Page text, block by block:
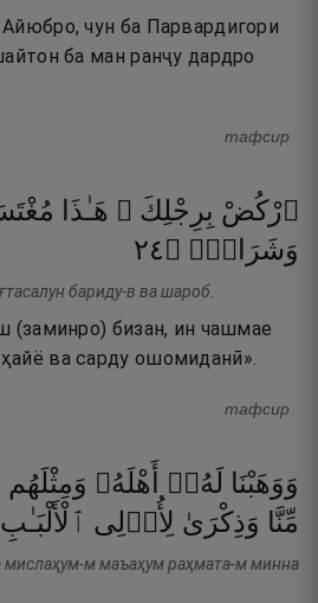
чун ба Парвардигори
ба ман ранҷу дардро
тафсир
ٱرْكُضْ بِرِجْلِكَ ۖ هَـٰذَا
وَشَرَابٌۭ ۝٤٢
бариду-в ва шароб.
(заминро) бизан, ин чашмае
ва сарду ошомиданӣ».
тафсир
وَوَهَبْنَا لَهُۥٓ أَهْلَهُۥ وَمِثْلَهُم
مِّنَّا وَذِكْرَىٰ لِأُو۟لِى ٱلْأَلْبَـٰبِ
мислаҳум-м маъаҳум раҳмата-м минна